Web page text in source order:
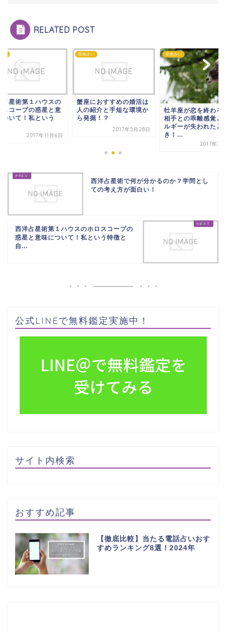
RELATED POST
におすすめの婚活は
紹介と手短な環境か
掘！？
星座占い
牡羊座が恋を終わる時は
相手との乖離感覚とエネ
ルギーが失われたと
星座占い
西洋占星術第１ハウ
ホロスコープの惑星
味について！私とい
特...
西洋占星術で何が分かるのか？学問とし
ての考え方が面白い！
西洋占星術第１ハウスのホロスコープの
惑星と意味について！私という特徴と
自...
公式LINEで無料鑑定実施中！
サイト内検索
おすすめ記事
【徹底比較】当たる電話占いおす
すめランキング8選！2024年